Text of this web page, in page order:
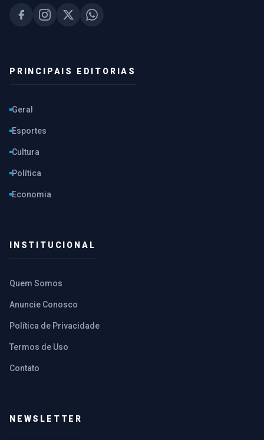
PRINCIPAIS EDITORIAS
Geral
Esportes
Cultura
Política
Economia
INSTITUCIONAL
Quem Somos
Anuncie Conosco
Política de Privacidade
Termos de Uso
Contato
NEWSLETTER